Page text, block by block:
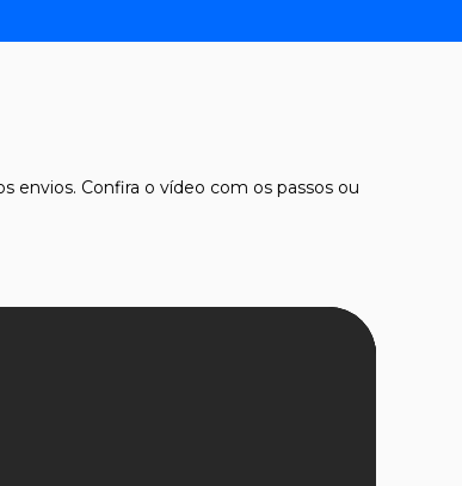
envios. Confira o vídeo com os passos ou